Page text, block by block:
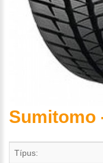
Sumitomo
Típus: